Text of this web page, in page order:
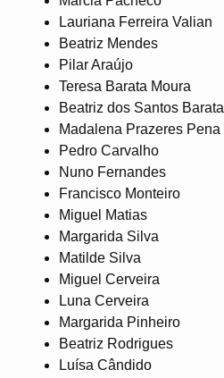
Lauriana Ferreira Valian
Beatriz Mendes
Pilar Araújo
Teresa Barata Moura
Beatriz dos Santos Barata
Madalena Prazeres Pena
Pedro Carvalho
Nuno Fernandes
Francisco Monteiro
Miguel Matias
Margarida Silva
Matilde Silva
Miguel Cerveira
Luna Cerveira
Margarida Pinheiro
Beatriz Rodrigues
Luísa Cândido